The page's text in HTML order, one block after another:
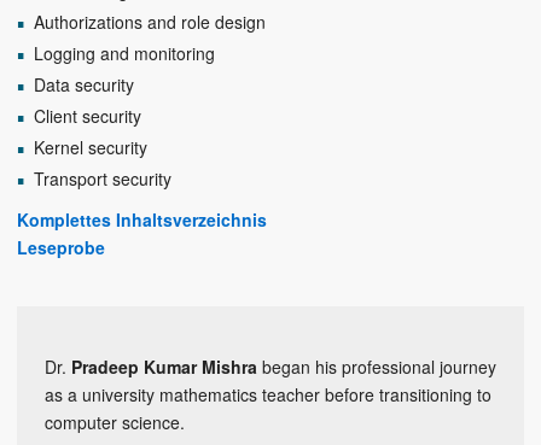
Authorizations and role design
Logging and monitoring
Data security
Client security
Kernel security
Transport security
Komplettes Inhaltsverzeichnis
Leseprobe
Dr. Pradeep Kumar Mishra began his professional journey
as a university mathematics teacher before transitioning to
computer science.